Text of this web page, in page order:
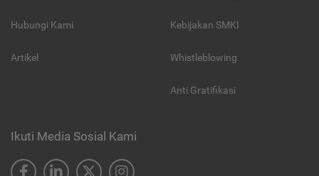
Hubungi Kami
Artikel
Kebijakan SMKI
Whistleblowing
Anti Gratifikasi
Ikuti Media Sosial Kami